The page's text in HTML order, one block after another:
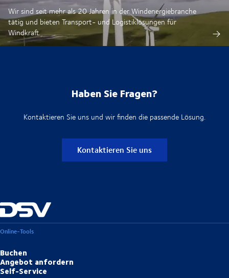
Wir sind seit mehr als 20 Jahren in der Windenergiebranche
tätig und bieten Transport- und Logistiklösungen für
Windkraft.
Haben Sie Fragen?
Kontaktieren Sie uns und wir finden die passende Lösung.
Kontaktieren Sie uns
Online-Tools
Buchen
Angebot anfordern
Self-Service